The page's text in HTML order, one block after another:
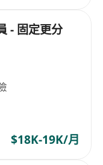
- 固定更分
$18K-19K/月